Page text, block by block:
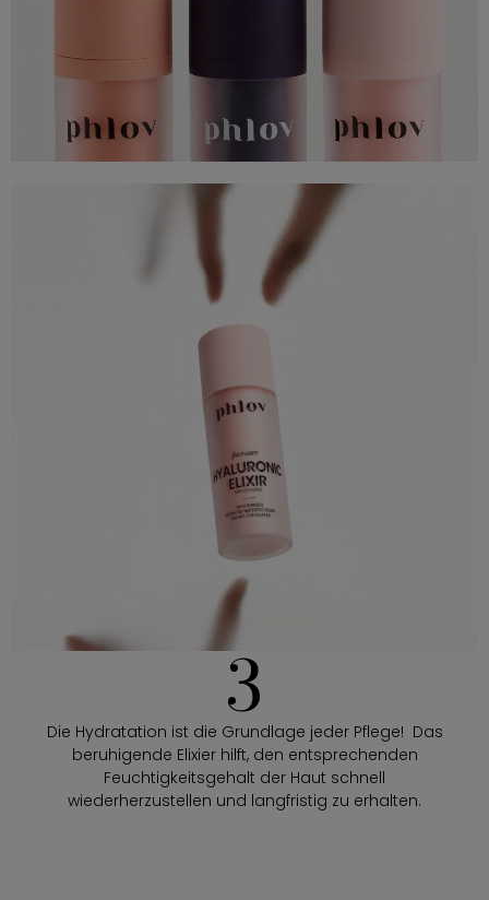
3
Die Hydratation ist die Grundlage jeder Pflege! Das
beruhigende Elixier hilft, den entsprechenden
Feuchtigkeitsgehalt der Haut schnell
wiederherzustellen und langfristig zu erhalten.